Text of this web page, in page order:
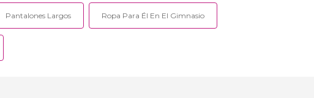
Pantalones Largos Ropa Para Él En El Gimnasio